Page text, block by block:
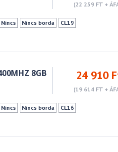
(22 259 FT +
Nincs Nincs borda CL19
8GB
24 910
(19 614 FT +
Nincs Nincs borda CL16